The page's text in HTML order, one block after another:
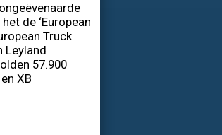
de ‘European
Truck
Leyland
57.900
XB